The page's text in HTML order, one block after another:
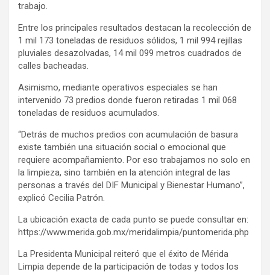
trabajo.
Entre los principales resultados destacan la recolección de
1 mil 173 toneladas de residuos sólidos, 1 mil 994 rejillas
pluviales desazolvadas, 14 mil 099 metros cuadrados de
calles bacheadas.
Asimismo, mediante operativos especiales se han
intervenido 73 predios donde fueron retiradas 1 mil 068
toneladas de residuos acumulados.
“Detrás de muchos predios con acumulación de basura
existe también una situación social o emocional que
requiere acompañamiento. Por eso trabajamos no solo en
la limpieza, sino también en la atención integral de las
personas a través del DIF Municipal y Bienestar Humano”,
explicó Cecilia Patrón.
La ubicación exacta de cada punto se puede consultar en:
https://www.merida.gob.mx/meridalimpia/puntomerida.php
La Presidenta Municipal reiteró que el éxito de Mérida
Limpia depende de la participación de todas y todos los